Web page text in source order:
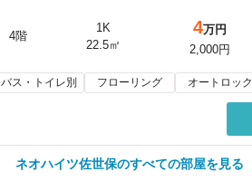
4階
1K
22.5㎡
4万円
2,000円
バス・トイレ別 フローリング オートロック
ネオハイツ佐世保のすべての部屋を見る